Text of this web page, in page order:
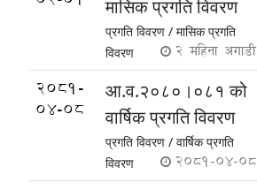
मासिक प्रगति विवरण
प्रगति विवरण / मासिक प्रगति
विवरण
2 महिना अगाडी
2081-
04-08
आ.व.२०८०।०८१ को
वार्षिक प्रगति विवरण
प्रगति विवरण / वार्षिक प्रगति
विवरण
2081-04-08